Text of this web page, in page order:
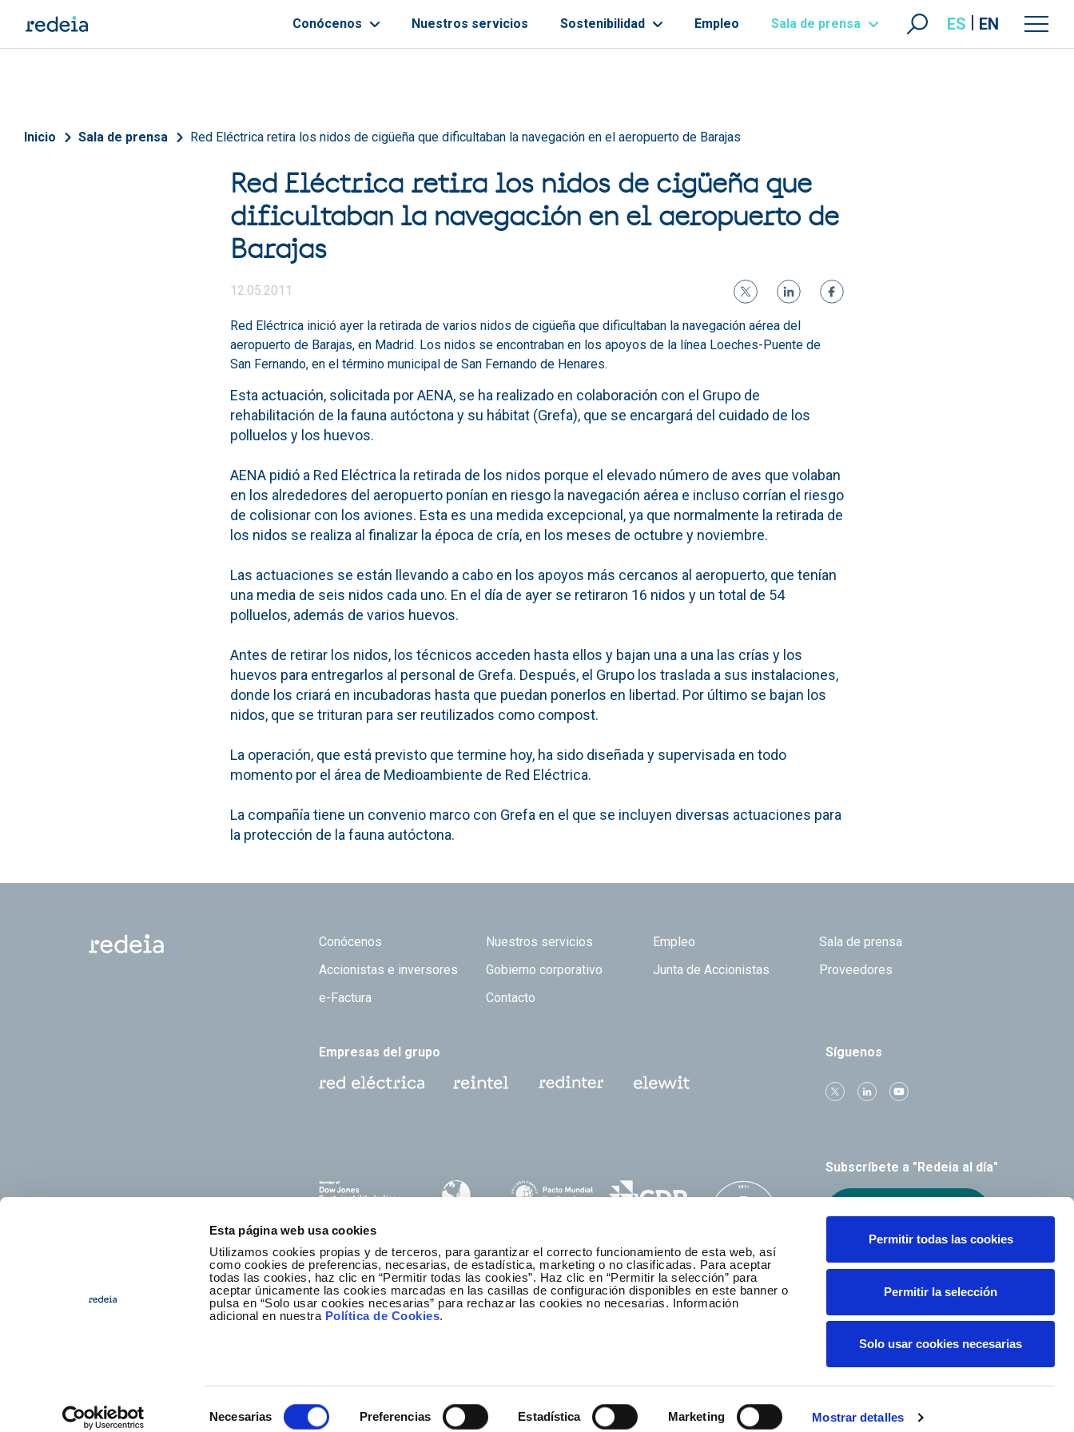
Esta página web usa cookies
Utilizamos cookies propias y de terceros, para garantizar el correcto funcionamiento de esta web, así
como cookies de preferencias, necesarias, de estadística, marketing o no clasificadas. Para aceptar
todas las cookies, haz clic en “Permitir todas las cookies”. Haz clic en “Permitir la selección” para
aceptar únicamente las cookies marcadas en las casillas de configuración disponibles en este banner o
pulsa en “Solo usar cookies necesarias” para rechazar las cookies no necesarias. Información
adicional en nuestra Política de Cookies.
Necesarias Preferencias Estadística Marketing Mostrar detalles
Permitir todas las cookies
Permitir la selección
Solo usar cookies necesarias
Conócenos Nuestros servicios Sostenibilidad Empleo Sala de prensa ES EN
Sobrescribir enlaces de ayuda a la navegación
Inicio Sala de prensa Red Eléctrica retira los nidos de cigüeña que dificultaban la navegación en el aeropuerto de Barajas
Red Eléctrica retira los nidos de cigüeña que
dificultaban la navegación en el aeropuerto de
Barajas
12.05.2011
Red Eléctrica inició ayer la retirada de varios nidos de cigüeña que dificultaban la navegación aérea del
aeropuerto de Barajas, en Madrid. Los nidos se encontraban en los apoyos de la línea Loeches-Puente de
San Fernando, en el término municipal de San Fernando de Henares.
Esta actuación, solicitada por AENA, se ha realizado en colaboración con el Grupo de
rehabilitación de la fauna autóctona y su hábitat (Grefa), que se encargará del cuidado de los
polluelos y los huevos.
AENA pidió a Red Eléctrica la retirada de los nidos porque el elevado número de aves que volaban
en los alrededores del aeropuerto ponían en riesgo la navegación aérea e incluso corrían el riesgo
de colisionar con los aviones. Esta es una medida excepcional, ya que normalmente la retirada de
los nidos se realiza al finalizar la época de cría, en los meses de octubre y noviembre.
Las actuaciones se están llevando a cabo en los apoyos más cercanos al aeropuerto, que tenían
una media de seis nidos cada uno. En el día de ayer se retiraron 16 nidos y un total de 54
polluelos, además de varios huevos.
Antes de retirar los nidos, los técnicos acceden hasta ellos y bajan una a una las crías y los
huevos para entregarlos al personal de Grefa. Después, el Grupo los traslada a sus instalaciones,
donde los criará en incubadoras hasta que puedan ponerlos en libertad. Por último se bajan los
nidos, que se trituran para ser reutilizados como compost.
La operación, que está previsto que termine hoy, ha sido diseñada y supervisada en todo
momento por el área de Medioambiente de Red Eléctrica.
La compañía tiene un convenio marco con Grefa en el que se incluyen diversas actuaciones para
la protección de la fauna autóctona.
Footer TOP
Conócenos Nuestros servicios Empleo
Sala de prensa
Accionistas e inversores
Gobierno corporativo Junta de Accionistas
Proveedores
e-Factura
Contacto
Empresas del grupo Síguenos
Subscríbete a "Redeia al día"
Recibe el boletín
Canal ético y de cumplimiento
Accesibilidad Aviso legal Política de privacidad Política de cookies Mapa web Redeia © Todos los derechos reservados